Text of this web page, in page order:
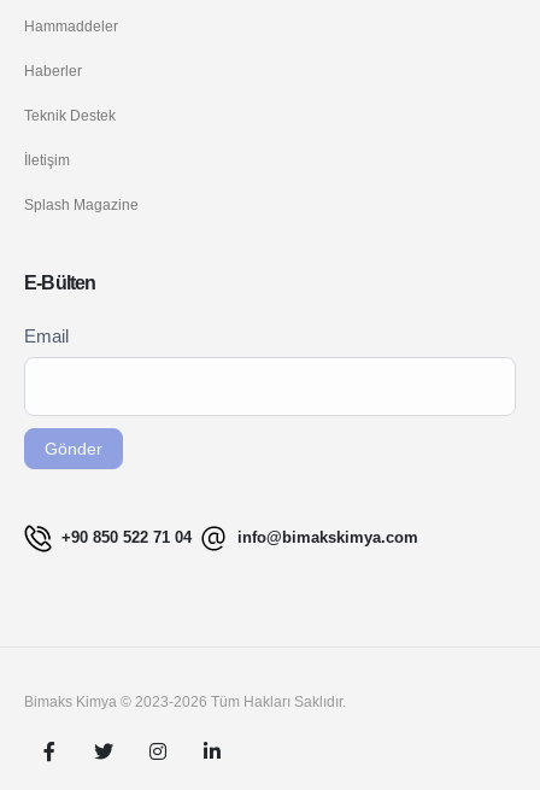
Hammaddeler
Haberler
Teknik Destek
İletişim
Splash Magazine
E-Bülten
Newsletter
Signup
Email
Gönder
If you
are
this
+90 850 522 71 04 info@bimakskimya.com
Bimaks Kimya © 2023-2026 Tüm Hakları Saklıdır.